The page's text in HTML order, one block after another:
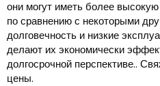
они могут иметь более
по сравнению с некоторыми
долговечность и низкие
делают их экономически
долгосрочной перспективе..
цены.